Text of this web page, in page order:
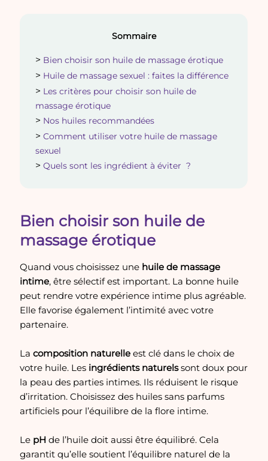
Sommaire
Bien choisir son huile de massage érotique
Huile de massage sexuel : faites la différence
Les critères pour choisir son huile de
massage érotique
Nos huiles recommandées
Comment utiliser votre huile de massage
sexuel
Quels sont les ingrédient à éviter ?
Bien choisir son huile de
massage érotique
Quand vous choisissez une huile de massage
intime, être sélectif est important. La bonne huile
peut rendre votre expérience intime plus agréable.
Elle favorise également l’intimité avec votre
partenaire.
Lacomposition naturelle est clé dans le choix de
votre huile. Les ingrédients naturelssont doux pour
la peau des parties intimes. Ils réduisent le risque
d’irritation. Choisissez des huiles sans parfums
artificiels pour l’équilibre de la flore intime.
Le pH de l’huile doit aussi être équilibré. Cela
garantit qu’elle soutient l’équilibre naturel de la